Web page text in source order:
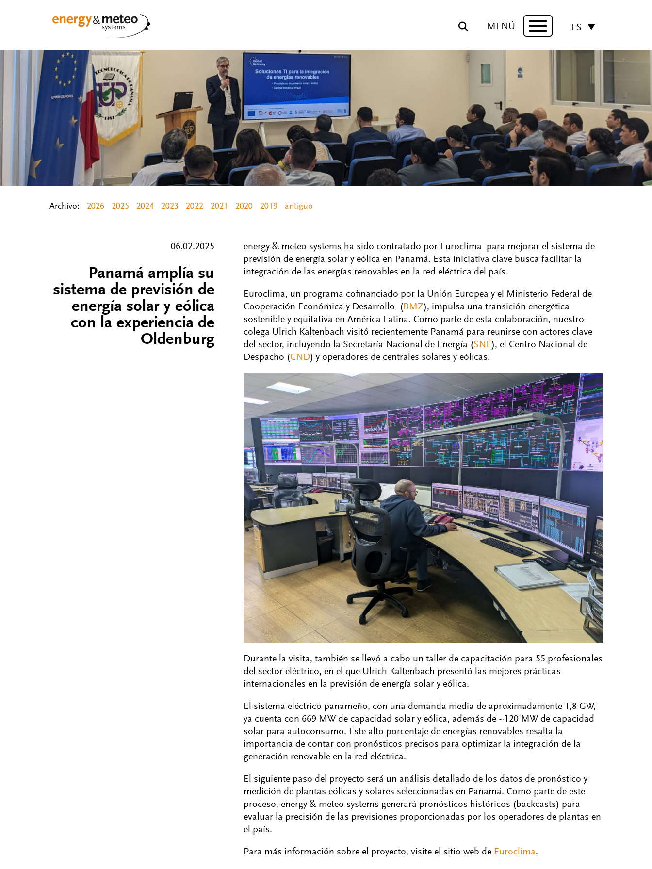
MENÚ
Navigation
ES
Archivo: 2026 2025 2024 2023 2022 2021 2020 2019 antiguo
06.02.2025
Panamá amplía su
sistema de previsión de
energía solar y eólica
con la experiencia de
Oldenburg
energy & meteo systems ha sido contratado por Euroclima para mejorar el sistema de
previsión de energía solar y eólica en Panamá. Esta iniciativa clave busca facilitar la
integración de las energías renovables en la red eléctrica del país.
Euroclima, un programa cofinanciado por la Unión Europea y el Ministerio Federal de
Cooperación Económica y Desarrollo (BMZ), impulsa una transición energética
sostenible y equitativa en América Latina. Como parte de esta colaboración, nuestro
colega Ulrich Kaltenbach visitó recientemente Panamá para reunirse con actores clave
del sector, incluyendo la Secretaría Nacional de Energía (SNE), el Centro Nacional de
Despacho (CND) y operadores de centrales solares y eólicas.
Durante la visita, también se llevó a cabo un taller de capacitación para 55 profesionales
del sector eléctrico, en el que Ulrich Kaltenbach presentó las mejores prácticas
internacionales en la previsión de energía solar y eólica.
El sistema eléctrico panameño, con una demanda media de aproximadamente 1,8 GW,
ya cuenta con 669 MW de capacidad solar y eólica, además de ~120 MW de capacidad
solar para autoconsumo. Este alto porcentaje de energías renovables resalta la
importancia de contar con pronósticos precisos para optimizar la integración de la
generación renovable en la red eléctrica.
El siguiente paso del proyecto será un análisis detallado de los datos de pronóstico y
medición de plantas eólicas y solares seleccionadas en Panamá. Como parte de este
proceso, energy & meteo systems generará pronósticos históricos (backcasts) para
evaluar la precisión de las previsiones proporcionadas por los operadores de plantas en
el país.
Para más información sobre el proyecto, visite el sitio web de Euroclima.